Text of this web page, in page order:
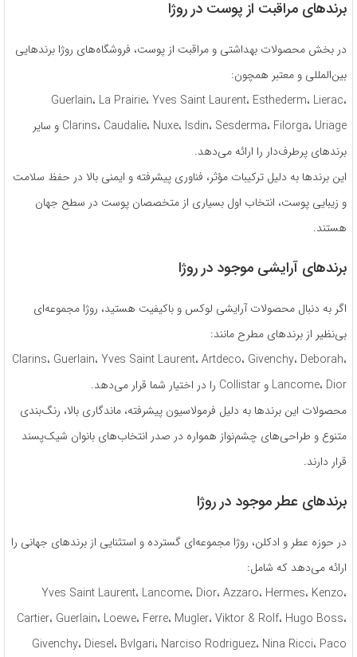
برندهای مراقبت از پوست در روژا
در بخش محصولات بهداشتی و مراقبت از پوست، فروشگاه‌های روژا برندهایی
بین‌المللی و معتبر همچون:
Guerlain، La Prairie، Yves Saint Laurent، Esthederm، Lierac،
Clarins، Caudalie، Nuxe، Isdin، Sesderma، Filorga، Uriage و سایر
برندهای پرطرف‌دار را ارائه می‌دهد.
این برندها به دلیل ترکیبات مؤثر، فناوری پیشرفته و ایمنی بالا در حفظ سلامت
و زیبایی پوست، انتخاب اول بسیاری از متخصصان پوست در سطح جهان
هستند.
برندهای آرایشی موجود در روژا
اگر به دنبال محصولات آرایشی لوکس و باکیفیت هستید، روژا مجموعه‌ای
بی‌نظیر از برندهای مطرح مانند:
Clarins، Guerlain، Yves Saint Laurent، Artdeco، Givenchy، Deborah،
Lancome، Dior و Collistar را در اختیار شما قرار می‌دهد.
محصولات این برندها به دلیل فرمولاسیون پیشرفته، ماندگاری بالا، رنگ‌بندی
متنوع و طراحی‌های چشم‌نواز همواره در صدر انتخاب‌های بانوان شیک‌پسند
قرار دارند.
برندهای عطر موجود در روژا
در حوزه عطر و ادکلن، روژا مجموعه‌ای گسترده و استثنایی از برندهای جهانی را
ارائه می‌دهد که شامل:
Yves Saint Laurent، Lancome، Dior، Azzaro، Hermes، Kenzo،
Cartier، Guerlain، Loewe، Ferre، Mugler، Viktor & Rolf، Hugo Boss،
Givenchy، Diesel، Bvlgari، Narciso Rodriguez، Nina Ricci، Paco